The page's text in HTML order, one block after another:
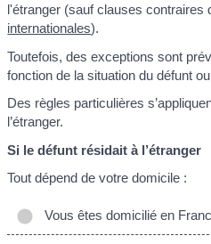
l'étranger (sauf clauses contraires
internationales).
Toutefois, des exceptions sont
fonction de la situation du défunt
Des règles particulières
l’étranger.
Si le défunt résidait à l’étranger
Tout dépend de votre domicile :
Vous êtes domicilié en